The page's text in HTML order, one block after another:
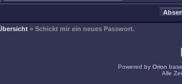
» Schickt mir ein neues Passwort.
Powered by Orion
Alle